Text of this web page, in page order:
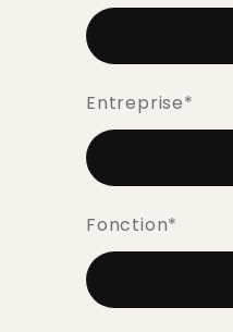
Entreprise*
Fonction*